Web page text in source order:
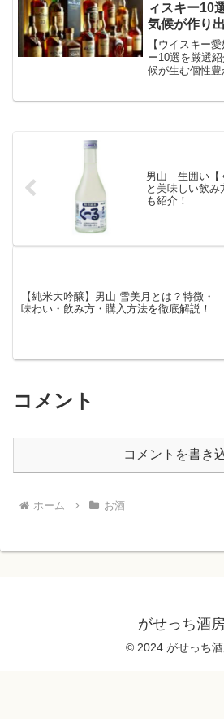
ィスキー10
気候が作り
【ウイスキー
ー10選を厳選
候が生む個性豊
男山 生囲い【
と美味しい飲
も紹介！
【純米大吟醸】男山 雪美月とは？特徴・
味わい・飲み方・購入方法を徹底解説！
コメント
コメントを書き
ホーム お酒
がせっち酒
© 2024 がせっち酒